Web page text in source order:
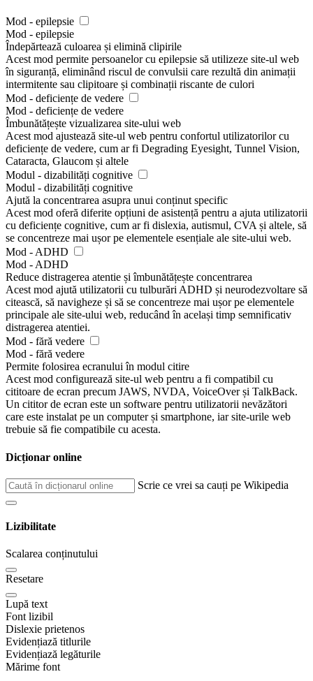
Mod - epilepsie
Mod - epilepsie
Îndepărtează culoarea și elimină clipirile
Acest mod permite persoanelor cu epilepsie să utilizeze site-ul web
în siguranță, eliminând riscul de convulsii care rezultă din animații
intermitente sau clipitoare și combinații riscante de culori
Mod - deficiențe de vedere
Mod - deficiențe de vedere
Îmbunătățește vizualizarea site-ului web
Acest mod ajustează site-ul web pentru confortul utilizatorilor cu
deficiențe de vedere, cum ar fi Degrading Eyesight, Tunnel Vision,
Cataracta, Glaucom și altele
Modul - dizabilități cognitive
Modul - dizabilități cognitive
Ajută la concentrarea asupra unui conținut specific
Acest mod oferă diferite opțiuni de asistență pentru a ajuta utilizatorii
cu deficiențe cognitive, cum ar fi dislexia, autismul, CVA și altele, să
se concentreze mai ușor pe elementele esențiale ale site-ului web.
Mod - ADHD
Mod - ADHD
Reduce distragerea atentie și îmbunătățește concentrarea
Acest mod ajută utilizatorii cu tulburări ADHD și neurodezvoltare să
citească, să navigheze și să se concentreze mai ușor pe elementele
principale ale site-ului web, reducând în același timp semnificativ
distragerea atentiei.
Mod - fără vedere
Mod - fără vedere
Permite folosirea ecranului în modul citire
Acest mod configurează site-ul web pentru a fi compatibil cu
cititoare de ecran precum JAWS, NVDA, VoiceOver și TalkBack.
Un cititor de ecran este un software pentru utilizatorii nevăzători
care este instalat pe un computer și smartphone, iar site-urile web
trebuie să fie compatibile cu acesta.
Dicționar online
Scrie ce vrei sa cauți pe Wikipedia
Lizibilitate
Scalarea conținutului
Resetare
Lupă text
Font lizibil
Dislexie prietenos
Evidențiază titlurile
Evidențiază legăturile
Mărime font